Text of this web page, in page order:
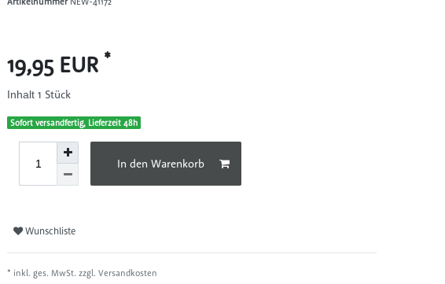
19,95 EUR *
Inhalt 1 Stück
Sofort versandfertig, Lieferzeit 48h
In den Warenkorb
Wunschliste
* inkl. ges. MwSt. zzgl. Versandkosten